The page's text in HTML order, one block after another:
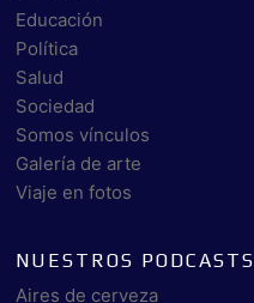
Educación
Política
Salud
Sociedad
Somos vínculos
Galería de arte
Viaje en fotos
NUESTROS PODCASTS
Aires de cerveza